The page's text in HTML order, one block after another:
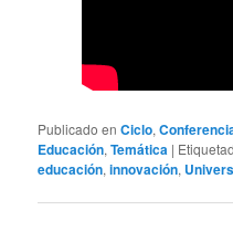
Publicado en Ciclo,
Educación,Temática |
educación,innovación,